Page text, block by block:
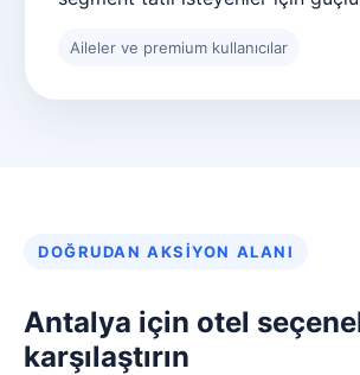
Aileler ve premium kullanıcılar
DOĞRUDAN AKSIYON ALANI
Antalya için otel
karşılaştırın